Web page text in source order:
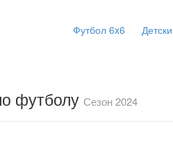
Футбол 6x6
футболу Сезон 2024